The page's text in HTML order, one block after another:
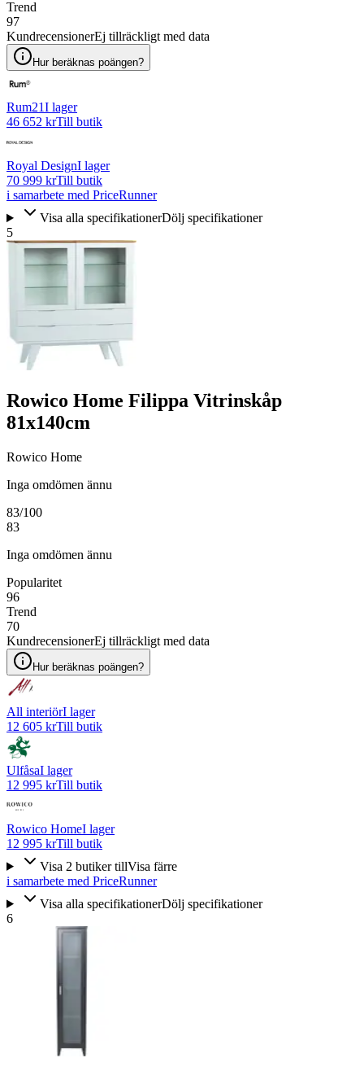
Trend
97
KundrecensionerEj tillräckligt med data
Hur beräknas poängen?
Rum21I lager
46 652 krTill butik
Royal DesignI lager
70 999 krTill butik
i samarbete med PriceRunner
Visa alla specifikationerDölj specifikationer
5
Rowico Home Filippa Vitrinskåp
81x140cm
Rowico Home
Inga omdömen ännu
83/100
83
Inga omdömen ännu
Popularitet
96
Trend
70
KundrecensionerEj tillräckligt med data
Hur beräknas poängen?
All interiörI lager
12 605 krTill butik
UlfåsaI lager
12 995 krTill butik
Rowico HomeI lager
12 995 krTill butik
Visa 2 butiker tillVisa färre
i samarbete med PriceRunner
Visa alla specifikationerDölj specifikationer
6